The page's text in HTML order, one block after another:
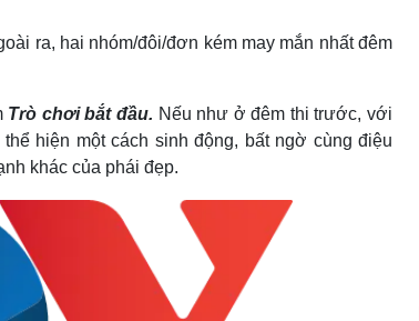
ra, hai nhóm/đôi/đơn kém may mắn nhất đêm
Trò chơi bắt đầu. Nếu như ở đêm thi trước, với
hiện một cách sinh động, bất ngờ cùng điệu
khác của phái đẹp.